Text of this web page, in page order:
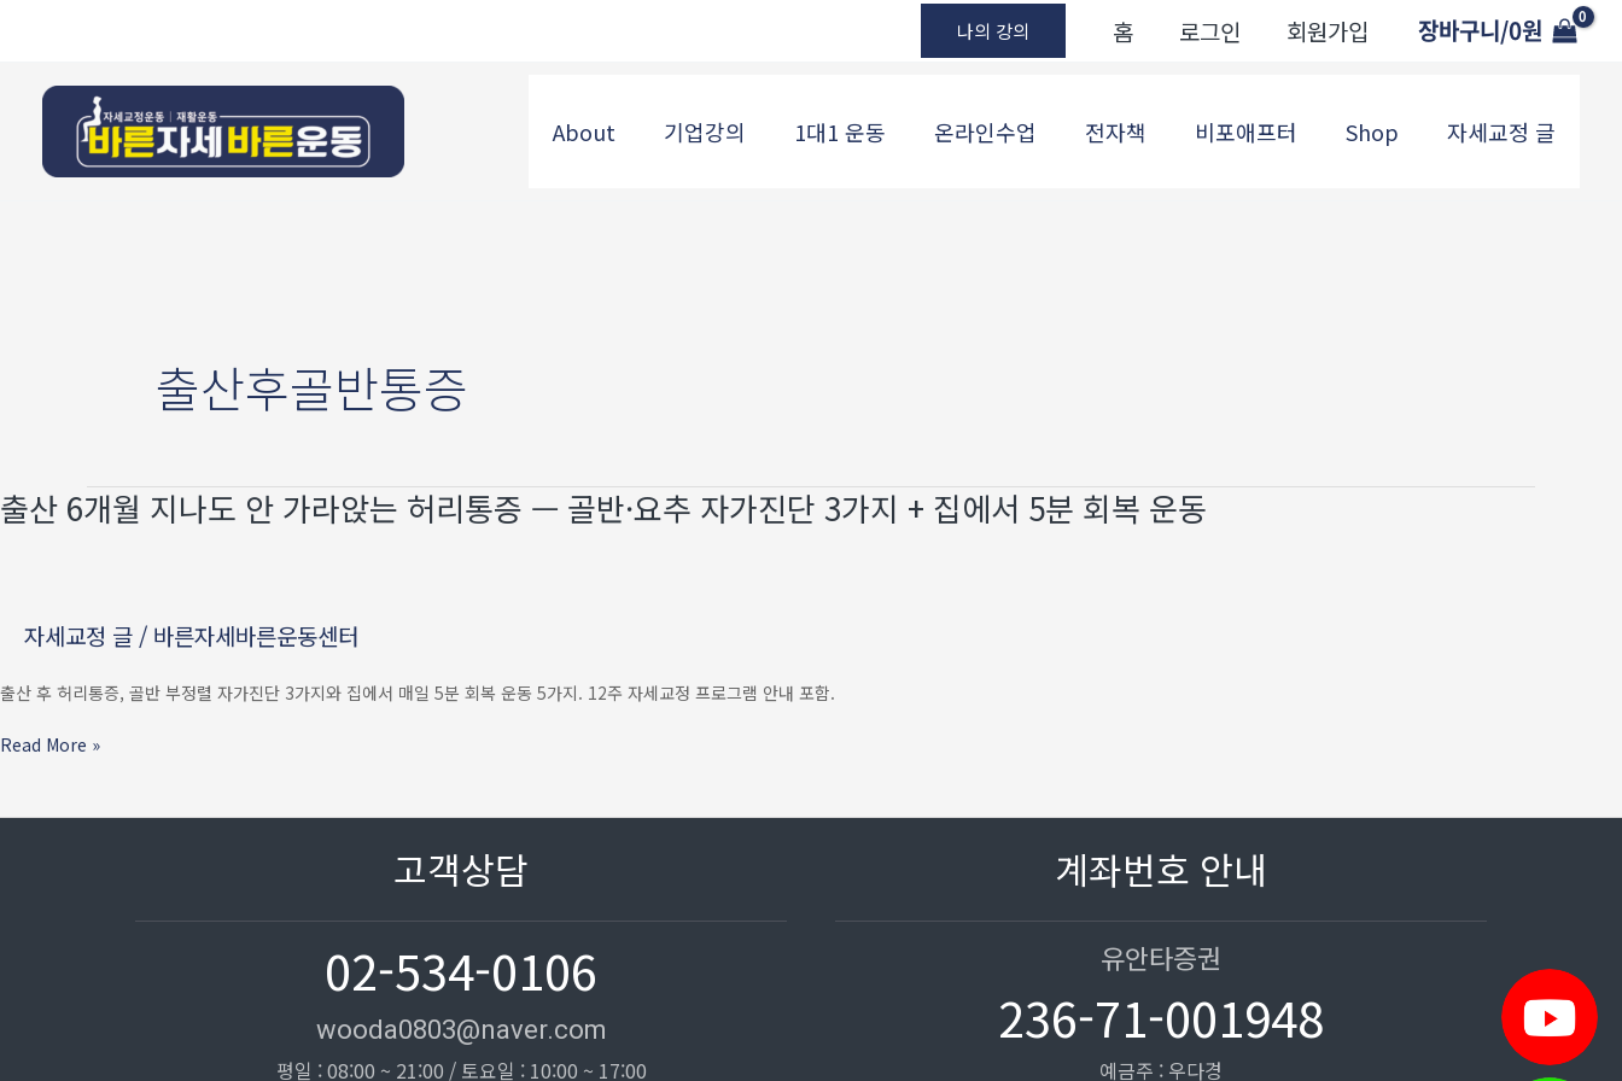
나의 강의 홈 로그인 회원가입 장바구니/0원
About 기업강의 1대1 운동 온라인수업 전자책 비포애프터 Shop 자세교정 글
출산후골반통증
출산 6개월 지나도 안 가라앉는 허리통증 — 골반·요추 자가진단 3가지 + 집에서 5분 회복 운동
자세교정 글 / 바른자세바른운동센터
출산 후 허리통증, 골반 부정렬 자가진단 3가지와 집에서 매일 5분 회복 운동 5가지. 12주 자세교정 프로그램 안내 포함.
출산
6개월
허리통증
골반
요추
+
Read More »
고객상담
02-534-0106
wooda0803@naver.com
평일 : 08:00 ~ 21:00 / 토요일 : 10:00 ~ 17:00
계좌번호 안내
유안타증권
236-71-001948
예금주 : 우다경